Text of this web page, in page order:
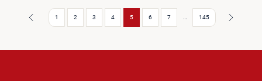
1 2 3 4 5 6 7 145